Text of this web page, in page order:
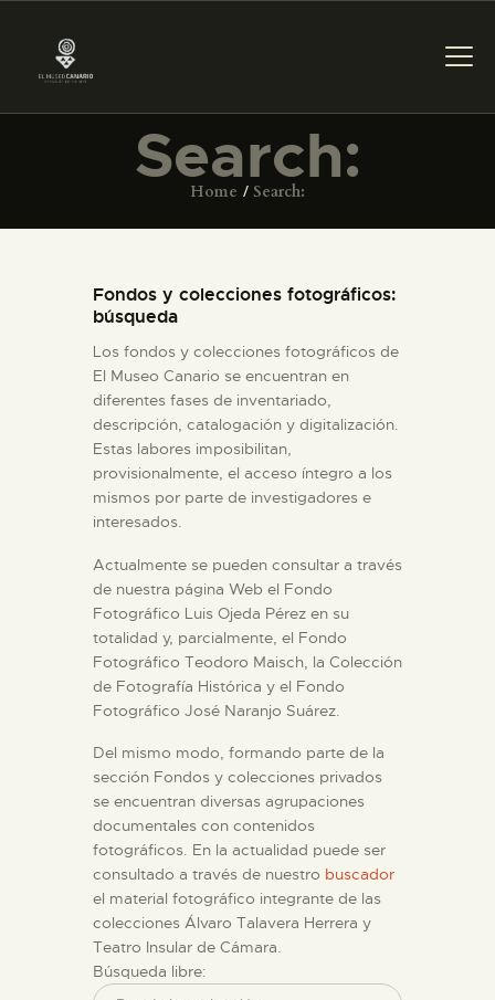
Search:
Home Search:
PREPARAR LA VISITA
ACTIVIDADES
█
EL MUSEO
COLECCIONES
DIDÁCTICA
ESPAÑOL
PREPARAR LA VISITA
ACTIVIDADES
█
EL MUSEO
COLECCIONES
DIDÁCTICA
Fondos y colecciones fotográficos:
búsqueda
Los fondos y colecciones fotográficos de
El Museo Canario se encuentran en
diferentes fases de inventariado,
descripción, catalogación y digitalización.
Estas labores imposibilitan,
provisionalmente, el acceso íntegro a los
mismos por parte de investigadores e
interesados.
Actualmente se pueden consultar a través
de nuestra página Web el Fondo
Fotográfico Luis Ojeda Pérez en su
totalidad y, parcialmente, el Fondo
Fotográfico Teodoro Maisch, la Colección
de Fotografía Histórica y el Fondo
Fotográfico José Naranjo Suárez.
Del mismo modo, formando parte de la
sección Fondos y colecciones privados
se encuentran diversas agrupaciones
documentales con contenidos
fotográficos. En la actualidad puede ser
consultado a través de nuestro buscador
el material fotográfico integrante de las
colecciones Álvaro Talavera Herrera y
Teatro Insular de Cámara.
Búsqueda libre: